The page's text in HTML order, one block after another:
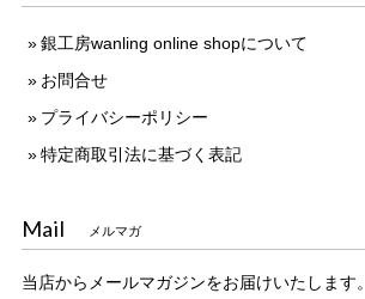
銀工房wanling online shopについて
お問合せ
プライバシーポリシー
特定商取引法に基づく表記
Mail メルマガ
当店からメールマガジンをお届けいたします。